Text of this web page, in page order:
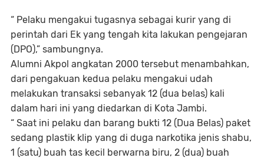
“ Pelaku mengakui tugasnya sebagai kurir yang di
perintah dari Ek yang tengah kita lakukan pengejaran
(DPO),” sambungnya.
Alumni Akpol angkatan 2000 tersebut menambahkan,
dari pengakuan kedua pelaku mengakui udah
melakukan transaksi sebanyak 12 (dua belas) kali
dalam hari ini yang diedarkan di Kota Jambi.
“ Saat ini pelaku dan barang bukti 12 (Dua Belas) paket
sedang plastik klip yang di duga narkotika jenis shabu,
1 (satu) buah tas kecil berwarna biru, 2 (dua) buah